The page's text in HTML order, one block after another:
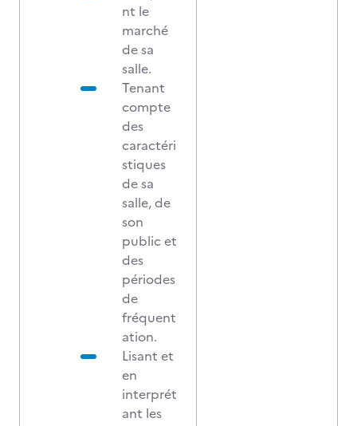
nt le
marché
de sa
salle.
Tenant
compte
des
caractéri
stiques
de sa
salle, de
son
public et
des
périodes
de
fréquent
ation.
Lisant et
en
interprét
ant les